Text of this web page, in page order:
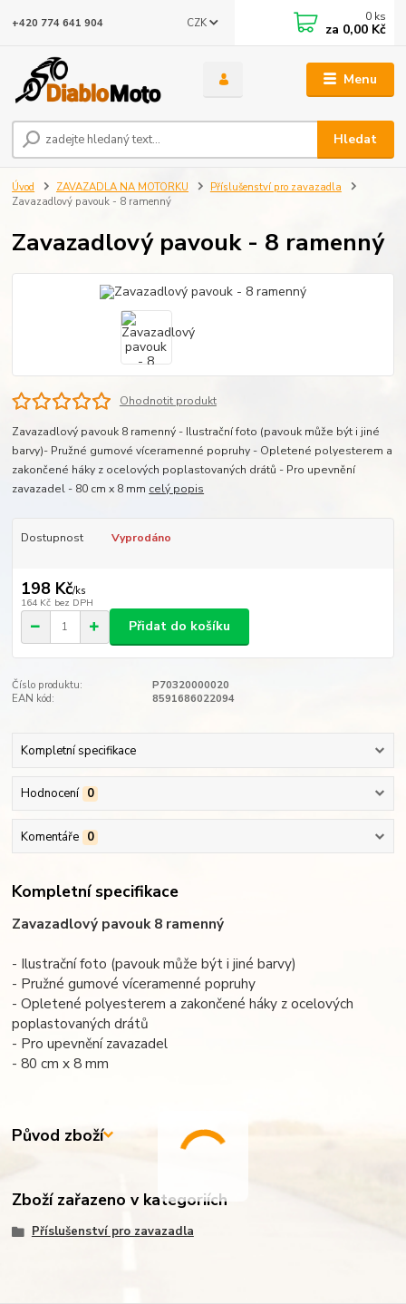
Menu
CZK
Hledat
+420 774 641 904 0 ks
za 0,00 Kč
Úvod ZAVAZADLA NA MOTORKU
Příslušenství pro zavazadla
Zavazadlový pavouk - 8 ramenný
Zavazadlový pavouk - 8 ramenný
Ohodnotit produkt
Zavazadlový pavouk 8 ramenný - Ilustrační foto (pavouk může být i jiné
barvy)- Pružné gumové víceramenné popruhy - Opletené polyesterem a
zakončené háky z ocelových poplastovaných drátů - Pro upevnění
zavazadel - 80 cm x 8 mm celý popis
Dostupnost Vyprodáno
198 Kč/ks
164 Kč bez DPH
Přidat do košíku
Číslo produktu:
P70320000020
EAN kód:
8591686022094
Kompletní specifikace
Hodnocení 0
Komentáře 0
Kompletní specifikace
Zavazadlový pavouk 8 ramenný
- Ilustrační foto (pavouk může být i jiné barvy)
- Pružné gumové víceramenné popruhy
- Opletené polyesterem a zakončené háky z ocelových
poplastovaných drátů
- Pro upevnění zavazadel
- 80 cm x 8 mm
Původ zboží
Zboží zařazeno v kategoriích
Příslušenství pro zavazadla